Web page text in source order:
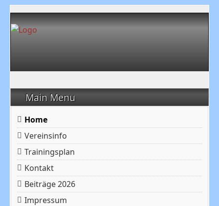
Main Menu
Home
Vereinsinfo
Trainingsplan
Kontakt
Beiträge 2026
Impressum